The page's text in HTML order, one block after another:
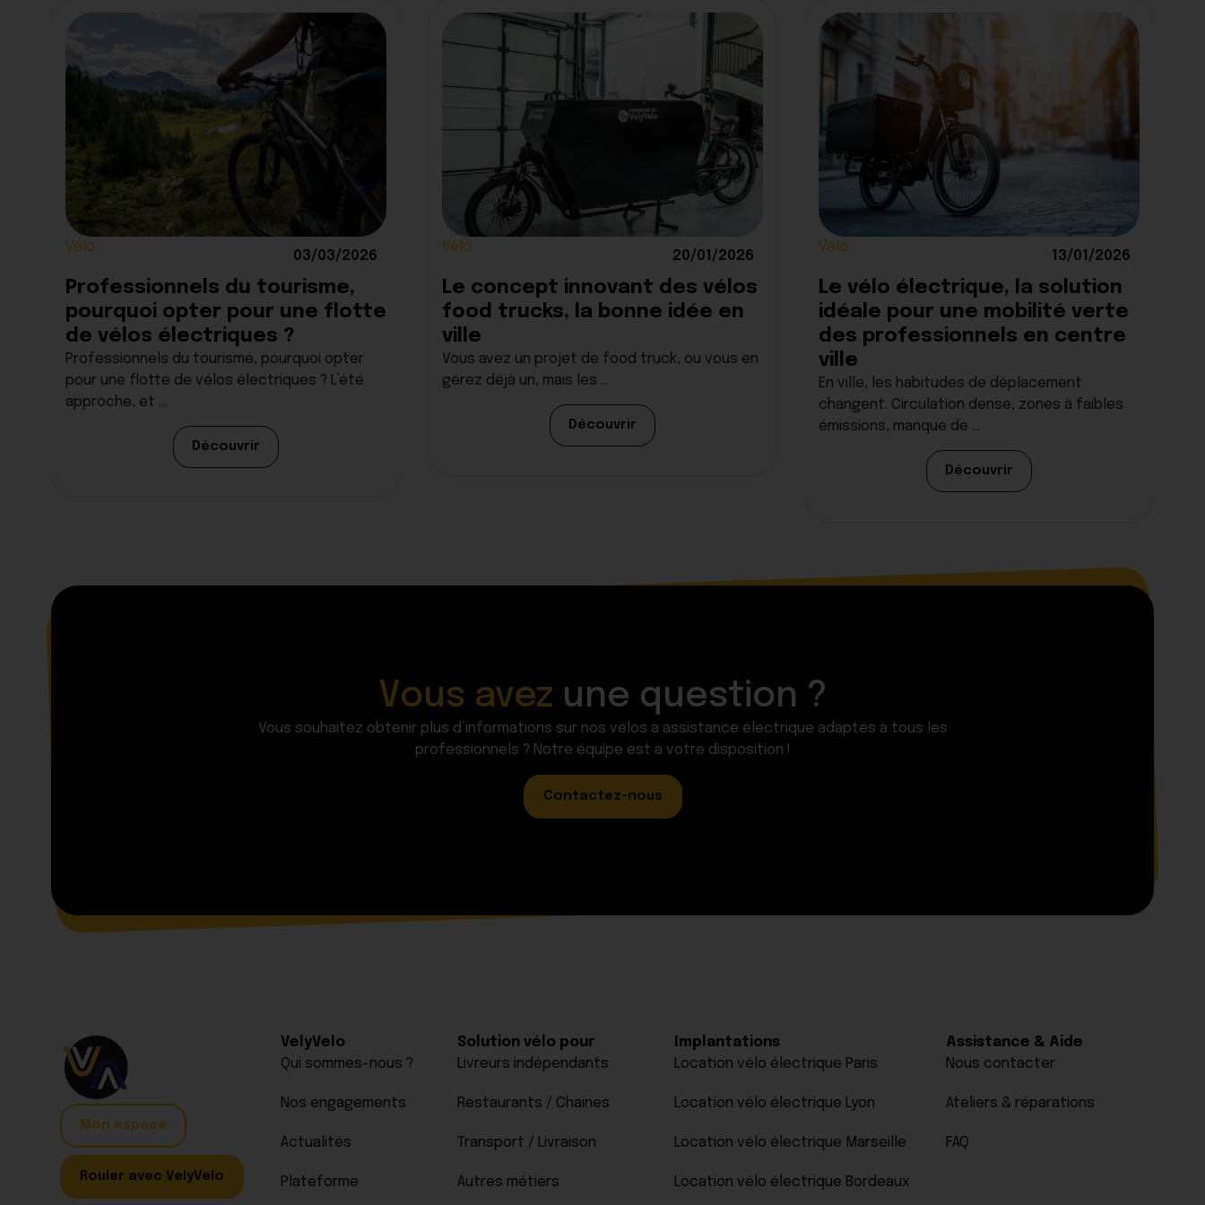
Vélo
03/03/2026
Professionnels du tourisme,
pourquoi opter pour une flotte
de vélos électriques ?
Professionnels du tourisme, pourquoi opter
pour une flotte de vélos électriques ? L’été
approche, et ...
Découvrir
Vélo
20/01/2026
Le concept innovant des vélos
food trucks, la bonne idée en
ville
Vous avez un projet de food truck, ou vous en
gérez déjà un, mais les ...
Découvrir
Vélo
13/01/2026
Le vélo électrique, la solution
idéale pour une mobilité verte
des professionnels en centre
ville
En ville, les habitudes de déplacement
changent. Circulation dense, zones à faibles
émissions, manque de ...
Découvrir
Vous avez une question ?
Vous souhaitez obtenir plus d’informations sur nos vélos à assistance électrique adaptés à tous les
professionnels ? Notre équipe est à votre disposition !
Contactez-nous
Mon espace
Rouler avec VelyVelo
VelyVelo
Qui sommes-nous ?
Nos engagements
Actualités
Plateforme
Solution vélo pour
Livreurs indépendants
Restaurants / Chaines
Transport / Livraison
Autres métiers
Implantations
Location vélo électrique Paris
Location vélo électrique Lyon
Location vélo électrique Marseille
Location vélo électrique Bordeaux
Assistance & Aide
Nous contacter
Ateliers & réparations
FAQ